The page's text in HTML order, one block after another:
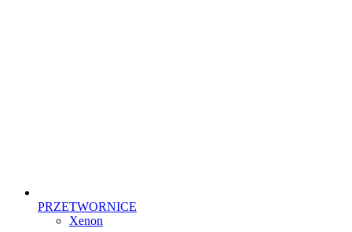
PRZETWORNICE
Xenon